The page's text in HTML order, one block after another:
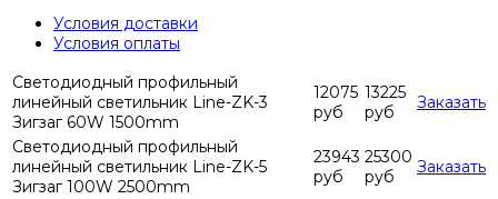
Условия доставки
Условия оплаты
Светодиодный профильный
линейный светильник Line-ZK-3
Зигзаг 60W 1500mm
12075
руб
13225
руб
Заказать
Светодиодный профильный
линейный светильник Line-ZK-5
Зигзаг 100W 2500mm
23943
руб
25300
руб
Заказать